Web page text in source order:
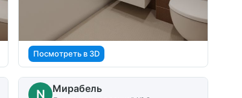
Посмотреть в 3D
N Мирабель